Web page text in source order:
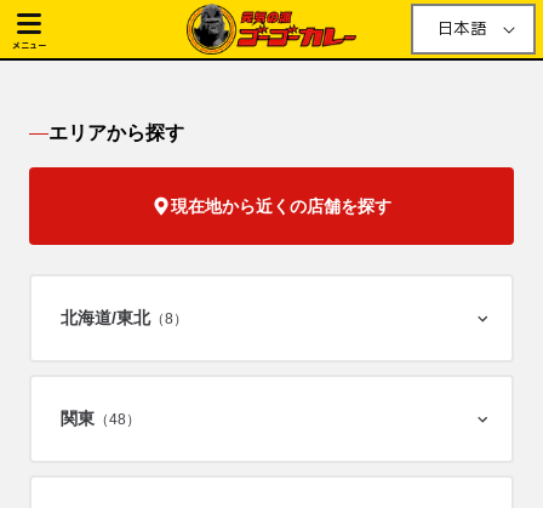
メニュー
日本語
エリアから探す
現在地から近くの店舗を探す
北海道/東北（8）
関東 （48）